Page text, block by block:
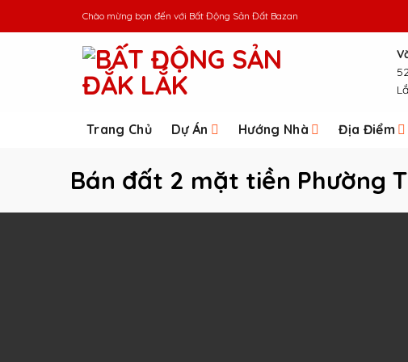
to
Chào mừng bạn đến với Bất Động Sản Đất Bazan
Trang Chủ Dự Án Hướng Nhà Địa Điểm
Bán đất 2 mặt tiền Phường